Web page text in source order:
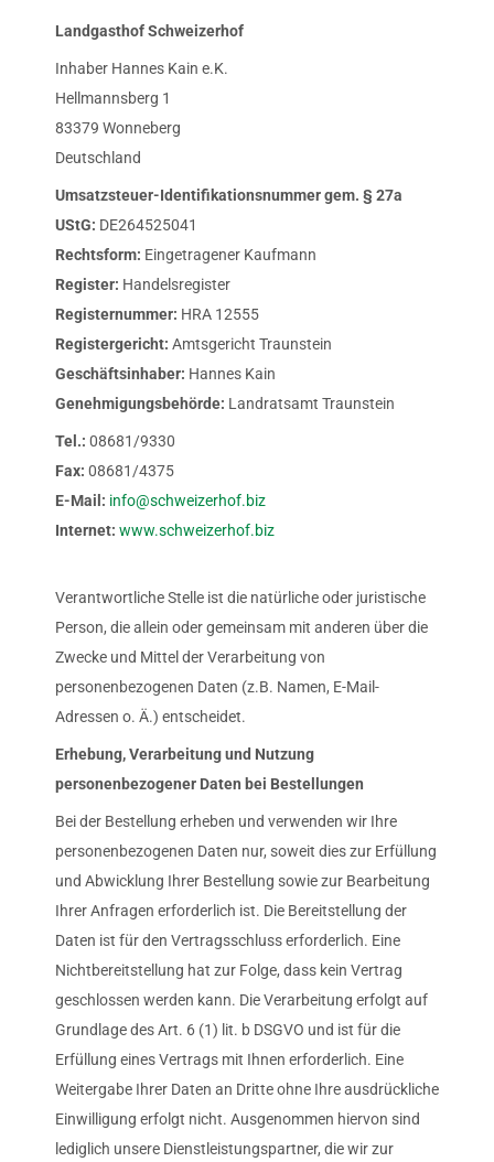
Landgasthof Schweizerhof
Inhaber Hannes Kain e.K.
Hellmannsberg 1
83379 Wonneberg
Deutschland
Umsatzsteuer-Identifikationsnummer gem. § 27a
UStG: DE264525041
Rechtsform: Eingetragener Kaufmann
Register: Handelsregister
Registernummer: HRA 12555
Registergericht: Amtsgericht Traunstein
Geschäftsinhaber: Hannes Kain
Genehmigungsbehörde: Landratsamt Traunstein
Tel.: 08681/9330
Fax: 08681/4375
E-Mail: info@schweizerhof.biz
Internet: www.schweizerhof.biz
Verantwortliche Stelle ist die natürliche oder juristische
Person, die allein oder gemeinsam mit anderen über die
Zwecke und Mittel der Verarbeitung von
personenbezogenen Daten (z.B. Namen, E-Mail-
Adressen o. Ä.) entscheidet.
Erhebung, Verarbeitung und Nutzung
personenbezogener Daten bei Bestellungen
Bei der Bestellung erheben und verwenden wir Ihre
personenbezogenen Daten nur, soweit dies zur Erfüllung
und Abwicklung Ihrer Bestellung sowie zur Bearbeitung
Ihrer Anfragen erforderlich ist. Die Bereitstellung der
Daten ist für den Vertragsschluss erforderlich. Eine
Nichtbereitstellung hat zur Folge, dass kein Vertrag
geschlossen werden kann. Die Verarbeitung erfolgt auf
Grundlage des Art. 6 (1) lit. b DSGVO und ist für die
Erfüllung eines Vertrags mit Ihnen erforderlich. Eine
Weitergabe Ihrer Daten an Dritte ohne Ihre ausdrückliche
Einwilligung erfolgt nicht. Ausgenommen hiervon sind
lediglich unsere Dienstleistungspartner, die wir zur